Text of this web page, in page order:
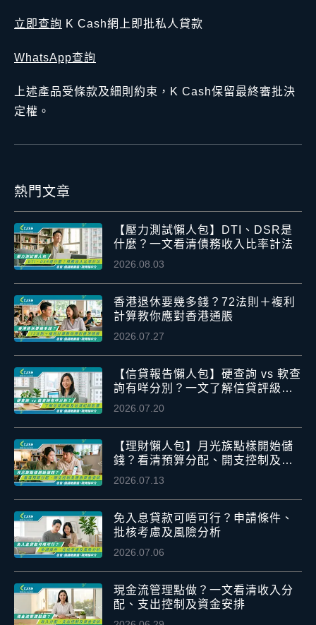
立即查詢 K Cash網上即批私人貸款
WhatsApp查詢
上述產品受條款及細則約束，K Cash保留最終審批決
定權。
熱門文章
【壓力測試懶人包】DTI、DSR是
什麼？一文看清債務收入比率計法
2026.08.03
香港退休要幾多錢？72法則＋複利
計算教你應對香港通脹
2026.07.27
【信貸報告懶人包】硬查詢 vs 軟查
詢有咩分別？一文了解信貸評級及
信貸紀錄影響
2026.07.20
【理財懶人包】月光族點樣開始儲
錢？看清預算分配、開支控制及應
急資金安排
2026.07.13
免入息貸款可唔可行？申請條件、
批核考慮及風險分析
2026.07.06
現金流管理點做？一文看清收入分
配、支出控制及資金安排